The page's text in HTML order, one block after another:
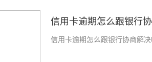
信用卡逾期怎么跟银行
信用卡逾期怎么跟银行协商解